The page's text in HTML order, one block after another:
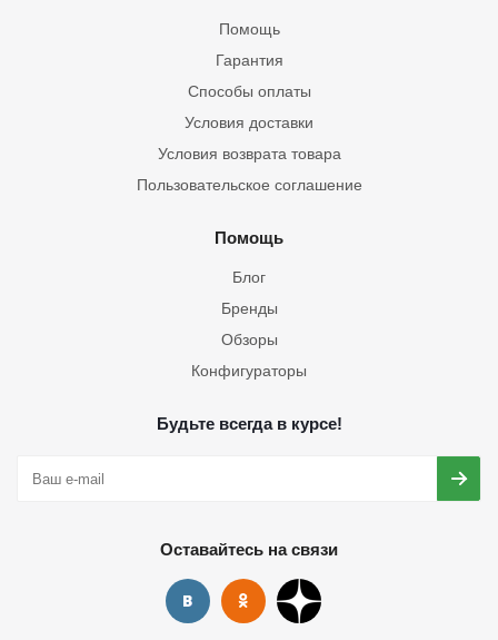
Помощь
Гарантия
Способы оплаты
Условия доставки
Условия возврата товара
Пользовательское соглашение
Помощь
Блог
Бренды
Обзоры
Конфигураторы
Будьте всегда в курсе!
Оставайтесь на связи